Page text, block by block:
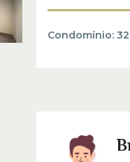
Condomínio: